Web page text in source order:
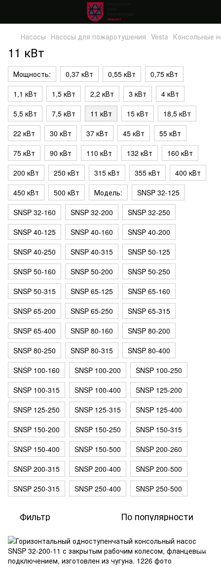
Насосы Насосы для пожаротушения Vesta Консольные
11 кВт
Мощность: 0,37 кВт 0,55 кВт
0,75 кВт
1,1 кВт
1,5 кВт 2,2 кВт 3 кВт
4 кВт
5,5 кВт
7,5 кВт 11 кВт 15 кВт
18,5 кВт
22 кВт
30 кВт 37 кВт 45 кВт
55 кВт
75 кВт
90 кВт 110 кВт 132 кВт
160 кВт
200 кВт
250 кВт 315 кВт 355 кВт
400 кВт
450 кВт
500 кВт Модель:
SNSP 32-125
SNSP 32-160
SNSP 32-200
SNSP 32-250
SNSP 40-125
SNSP 40-160
SNSP 40-200
SNSP 40-250
SNSP 40-315
SNSP 50-125
SNSP 50-160
SNSP 50-200
SNSP 50-250
SNSP 50-315
SNSP 65-125
SNSP 65-160
SNSP 65-200
SNSP 65-250
SNSP 65-315
SNSP 65-400
SNSP 80-160
SNSP 80-200
SNSP 80-250
SNSP 80-315
SNSP 80-400
SNSP 100-160
SNSP 100-200
SNSP 100-250
SNSP 100-315
SNSP 100-400
SNSP 125-200
SNSP 125-250
SNSP 125-315
SNSP 125-400
SNSP 150-200
SNSP 150-250
SNSP 150-315
SNSP 150-400
SNSP 150-500
SNSP 200-260
SNSP 200-315
SNSP 200-400
SNSP 200-500
SNSP 250-315
SNSP 250-400 SNSP 250-500
Фильтр По популярности